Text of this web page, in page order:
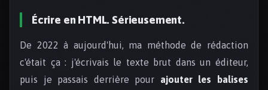
Écrire en HTML. Sérieusement.
De 2022 à aujourd'hui, ma méthode de rédaction
c'était ça : j'écrivais le texte brut dans un éditeur,
puis je passais derrière pour ajouter les balises